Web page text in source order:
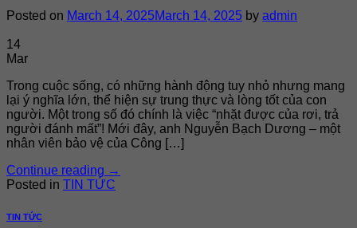
Posted on March 14, 2025March 14, 2025 by admin
14
Mar
Trong cuộc sống, có những hành động tuy nhỏ nhưng mang
lại ý nghĩa lớn, thể hiện sự trung thực và lòng tốt của con
người. Một trong số đó chính là việc “nhặt được của rơi, trả
người đánh mất”! Mới đây, anh Nguyễn Bạch Dương – một
nhân viên bảo vệ của Công […]
Continue reading →
Posted in TIN TỨC
TIN TỨC